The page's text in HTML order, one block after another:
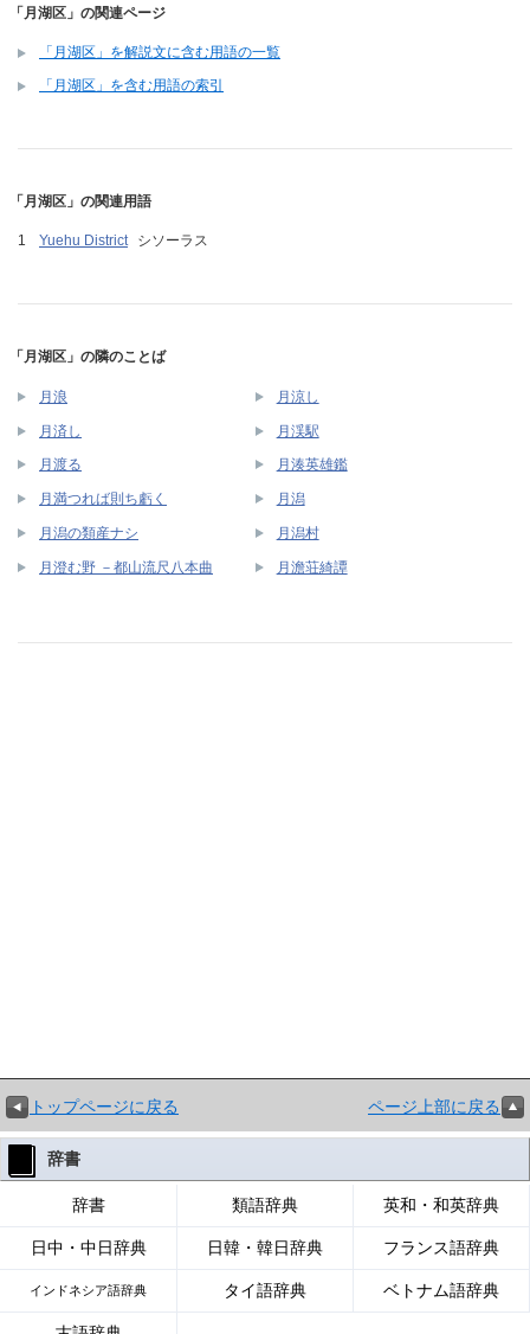
「月湖区」の関連ページ
「月湖区」を解説文に含む用語の一覧
「月湖区」を含む用語の索引
「月湖区」の関連用語
Yuehu District シソーラス
「月湖区」の隣のことば
月浪 月涼し
月済し 月渓駅
月渡る 月湊英雄鑑
月満つれば則ち虧く 月潟
月潟の類産ナシ 月潟村
月澄む野 －都山流尺八本曲 月澹荘綺譚
トップページに戻る ページ上部に戻る
辞書
辞書 類語辞典 英和・和英辞典
日中・中日辞典 日韓・韓日辞典 フランス語辞典
インドネシア語辞典 タイ語辞典 ベトナム語辞典